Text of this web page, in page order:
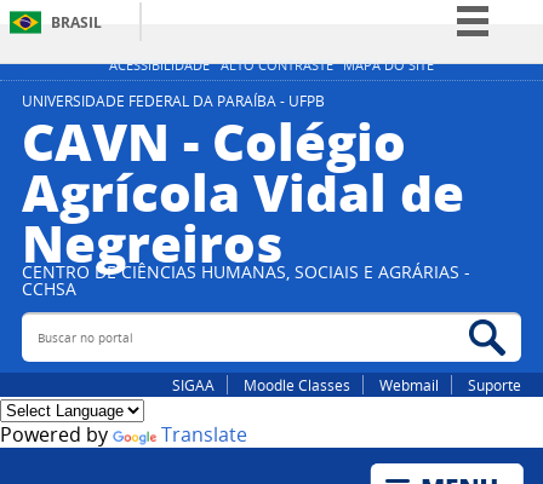
ACESSIBILIDADE ALTO CONTRASTE MAPA DO SITE
BRASIL
Simplifique!
Participe
Acesso à informação
Legislação
UNIVERSIDADE FEDERAL DA PARAÍBA - UFPB
CAVN - Colégio
Agrícola Vidal de
Negreiros
CENTRO DE CIÊNCIAS HUMANAS, SOCIAIS E AGRÁRIAS -
CCHSA
Buscar no portal
SIGAA Moodle Classes Webmail Suporte
Powered by Translate